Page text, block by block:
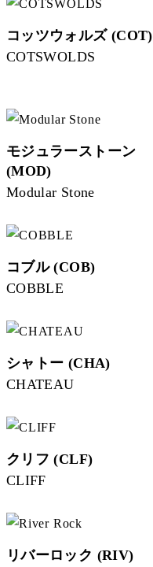
コッツウォルズ (COT)
COTSWOLDS
モジュラーストーン
(MOD)
Modular Stone
コブル (COB)
COBBLE
シャトー (CHA)
CHATEAU
クリフ (CLF)
CLIFF
リバーロック (RIV)